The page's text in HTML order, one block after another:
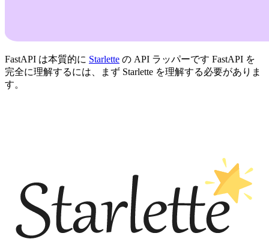
FastAPI は本質的に Starlette の API ラッパーです FastAPI を
完全に理解するには、まず Starlette を理解する必要がありま
す。